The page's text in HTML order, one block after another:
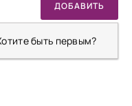
ДОБАВИТЬ
быть первым?